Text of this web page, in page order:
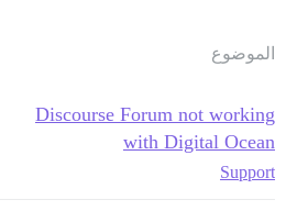
الموضوع
Discourse Forum not working
with Digital Ocean
Support